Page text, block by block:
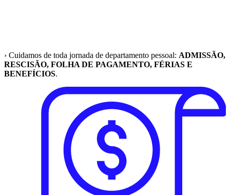
› Cuidamos de toda jornada de departamento pessoal: ADMISSÃO,
RESCISÃO, FOLHA DE PAGAMENTO, FÉRIAS E
BENEFÍCIOS.